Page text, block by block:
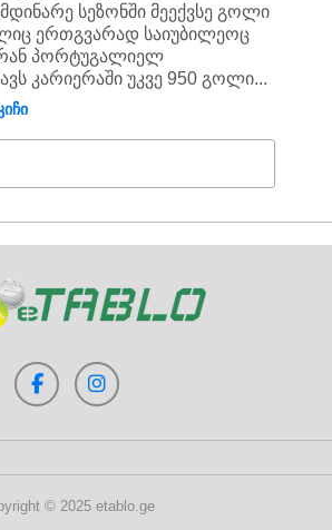
სეზონში მეექვსე გოლი
ერთგვარად საიუბილეოც
პორტუგალიელ
კარიერაში უკვე 950 გოლი...
© 2025 etablo.ge